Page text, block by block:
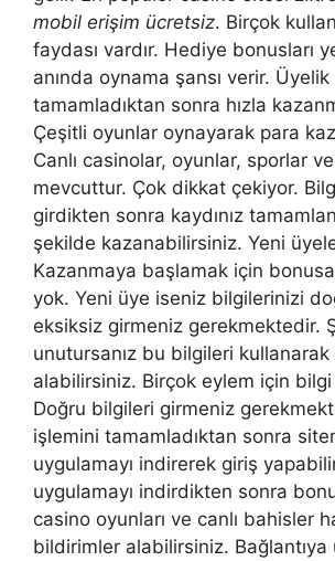
mobil erişim ücretsiz. Birçok
faydası vardır. Hediye bonusları
anında oynama şansı verir.
tamamladıktan sonra hızla
Çeşitli oyunlar oynayarak para
Canlı casinolar, oyunlar, sporlar
mevcuttur. Çok dikkat çekiyor.
girdikten sonra kaydınız
şekilde kazanabilirsiniz. Yeni
Kazanmaya başlamak için bonusa
yok. Yeni üye iseniz bilgilerinizi
eksiksiz girmeniz gerekmektedir.
unutursanız bu bilgileri
alabilirsiniz. Birçok eylem için
Doğru bilgileri girmeniz
işlemini tamamladıktan sonra
uygulamayı indirerek giriş
uygulamayı indirdikten sonra
casino oyunları ve canlı bahisler
bildirimler alabilirsiniz. Bağlantıya